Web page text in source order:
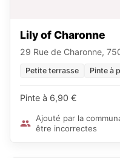
Lily of Charonne
29 Rue de Charonne,
Petite terrasse Pinte à
Pinte à 6,90 €
Ajouté par la
être incorrectes